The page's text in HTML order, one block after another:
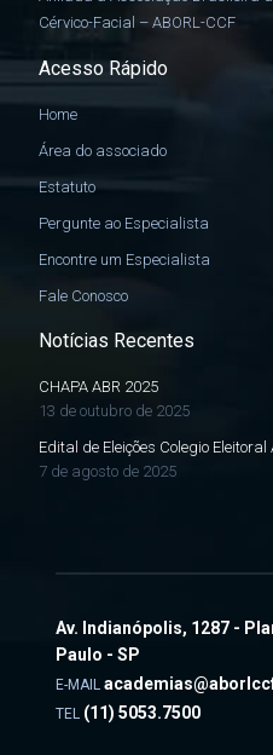
Cérvico-Facial – ABORL-CCF
Acesso Rápido
Home
Área do associado
Estatuto
Pergunte ao Especialista
Encontre um Especialista
Fale Conosco
Notícias Recentes
CHAPA ABR 2025
13 de outubro de 2025
Edital de Eleições Colegio Eleitoral
7 de agosto de 2025
Av. Indianópolis, 1287 -
Paulo - SP
E-MAIL
TEL (11) 5053.7500